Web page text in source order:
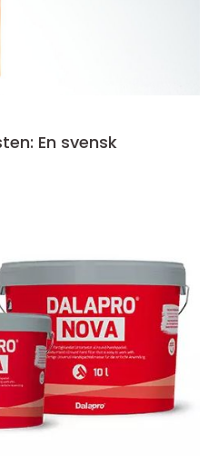
En svensk